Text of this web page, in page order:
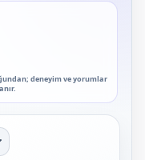
deneyim ve yorumlar
91 platform genelinde